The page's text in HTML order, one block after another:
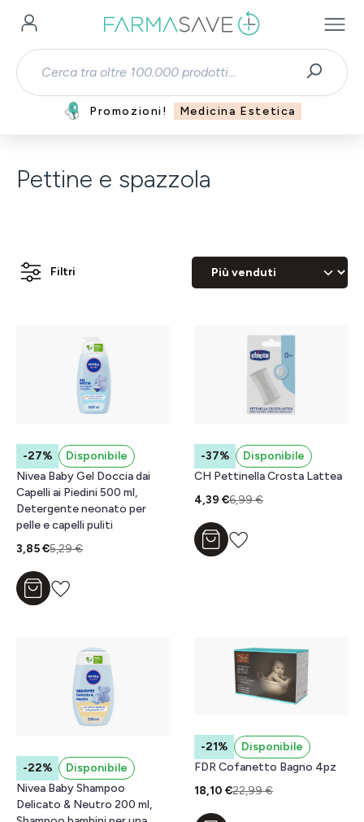
Passa al contenuto principale
Promozioni! Medicina Estetica
Pettine e spazzola
Filtri
-27%
Disponibile
Nivea Baby Gel Doccia dai
Capelli ai Piedini 500 ml,
Detergente neonato per
pelle e capelli puliti
3,85 €5,29 €
Aggiungi al carrello
-37%
Disponibile
CH Pettinella Crosta Lattea
4,39 €6,99 €
Aggiungi al carrello
-22%
Disponibile
Nivea Baby Shampoo
Delicato & Neutro 200 ml,
-21%
Disponibile
FDR Cofanetto Bagno 4pz
18,10 €22,99 €